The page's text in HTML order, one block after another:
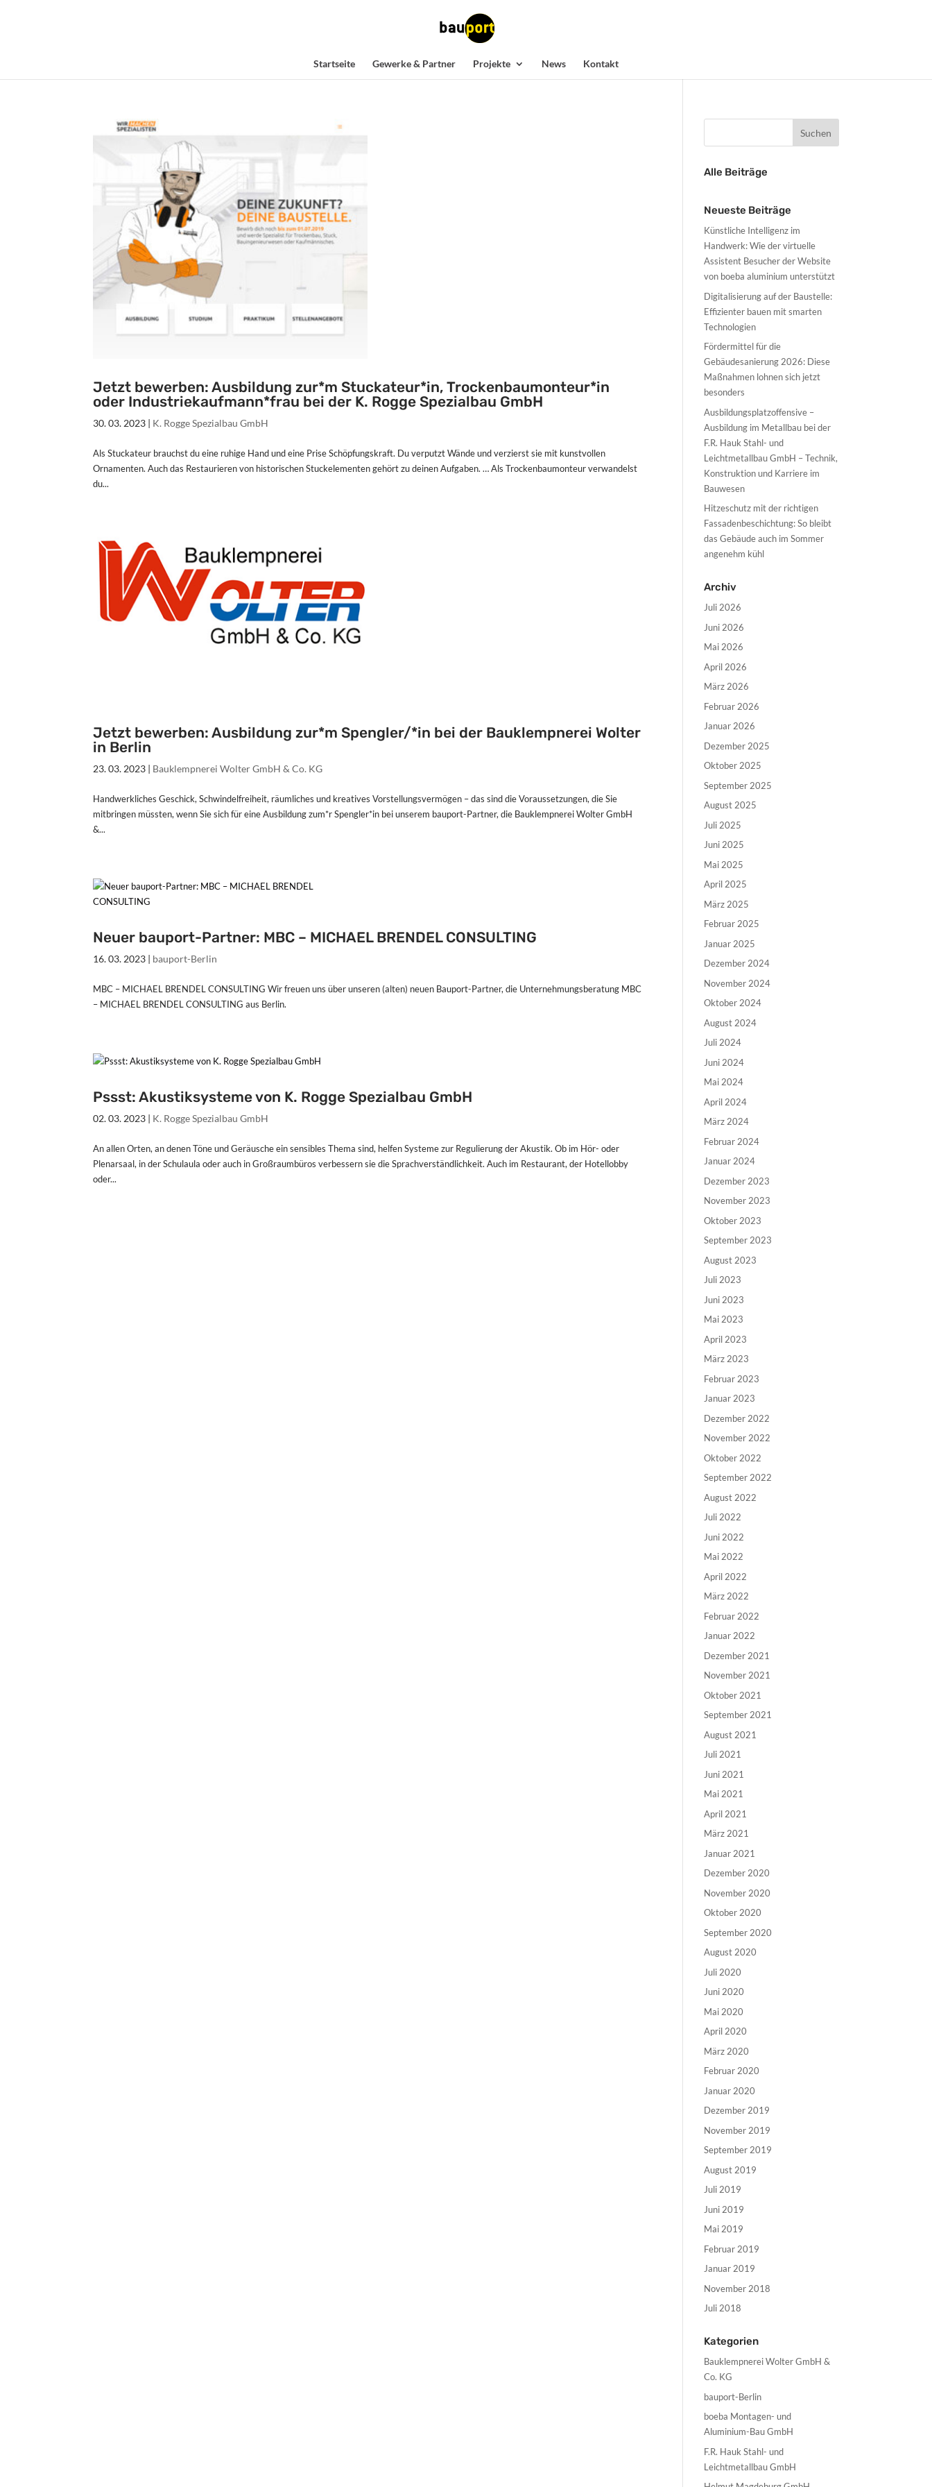
Startseite Gewerke & Partner Projekte News Kontakt
Jetzt bewerben: Ausbildung zur*m Stuckateur*in, Trockenbaumonteur*in
oder Industriekaufmann*frau bei der K. Rogge Spezialbau GmbH
30. 03. 2023 | K. Rogge Spezialbau GmbH
Als Stuckateur brauchst du eine ruhige Hand und eine Prise Schöpfungskraft. Du verputzt Wände und verzierst sie mit kunstvollen
Ornamenten. Auch das Restaurieren von historischen Stuckelementen gehört zu deinen Aufgaben. … Als Trockenbaumonteur verwandelst
du...
Jetzt bewerben: Ausbildung zur*m Spengler/*in bei der Bauklempnerei Wolter
in Berlin
23. 03. 2023 | Bauklempnerei Wolter GmbH & Co. KG
Handwerkliches Geschick, Schwindelfreiheit, räumliches und kreatives Vorstellungsvermögen – das sind die Voraussetzungen, die Sie
mitbringen müssten, wenn Sie sich für eine Ausbildung zum*r Spengler*in bei unserem bauport-Partner, die Bauklempnerei Wolter GmbH
&...
Neuer bauport-Partner: MBC – MICHAEL BRENDEL CONSULTING
16. 03. 2023 | bauport-Berlin
MBC – MICHAEL BRENDEL CONSULTING Wir freuen uns über unseren (alten) neuen Bauport-Partner, die Unternehmungsberatung MBC
– MICHAEL BRENDEL CONSULTING aus Berlin.
Pssst: Akustiksysteme von K. Rogge Spezialbau GmbH
02. 03. 2023 | K. Rogge Spezialbau GmbH
An allen Orten, an denen Töne und Geräusche ein sensibles Thema sind, helfen Systeme zur Regulierung der Akustik. Ob im Hör- oder
Plenarsaal, in der Schulaula oder auch in Großraumbüros verbessern sie die Sprachverständlichkeit. Auch im Restaurant, der Hotellobby
oder...
Alle Beiträge
Neueste Beiträge
Künstliche Intelligenz im
Handwerk: Wie der virtuelle
Assistent Besucher der Website
von boeba aluminium unterstützt
Digitalisierung auf der Baustelle:
Effizienter bauen mit smarten
Technologien
Fördermittel für die
Gebäudesanierung 2026: Diese
Maßnahmen lohnen sich jetzt
besonders
Ausbildungsplatzoffensive –
Ausbildung im Metallbau bei der
F.R. Hauk Stahl- und
Leichtmetallbau GmbH – Technik,
Konstruktion und Karriere im
Bauwesen
Hitzeschutz mit der richtigen
Fassadenbeschichtung: So bleibt
das Gebäude auch im Sommer
angenehm kühl
Archiv
Juli 2026
Juni 2026
Mai 2026
April 2026
März 2026
Februar 2026
Januar 2026
Dezember 2025
Oktober 2025
September 2025
August 2025
Juli 2025
Juni 2025
Mai 2025
April 2025
März 2025
Februar 2025
Januar 2025
Dezember 2024
November 2024
Oktober 2024
August 2024
Juli 2024
Juni 2024
Mai 2024
April 2024
März 2024
Februar 2024
Januar 2024
Dezember 2023
November 2023
Oktober 2023
September 2023
August 2023
Juli 2023
Juni 2023
Mai 2023
April 2023
März 2023
Februar 2023
Januar 2023
Dezember 2022
November 2022
Oktober 2022
September 2022
August 2022
Juli 2022
Juni 2022
Mai 2022
April 2022
März 2022
Februar 2022
Januar 2022
Dezember 2021
November 2021
Oktober 2021
September 2021
August 2021
Juli 2021
Juni 2021
Mai 2021
April 2021
März 2021
Januar 2021
Dezember 2020
November 2020
Oktober 2020
September 2020
August 2020
Juli 2020
Juni 2020
Mai 2020
April 2020
März 2020
Februar 2020
Januar 2020
Dezember 2019
November 2019
September 2019
August 2019
Juli 2019
Juni 2019
Mai 2019
Februar 2019
Januar 2019
November 2018
Juli 2018
Kategorien
Bauklempnerei Wolter GmbH &
Co. KG
bauport-Berlin
boeba Montagen- und
Aluminium-Bau GmbH
F.R. Hauk Stahl- und
Leichtmetallbau GmbH